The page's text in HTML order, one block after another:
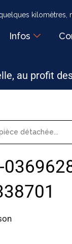
Infos
au profit